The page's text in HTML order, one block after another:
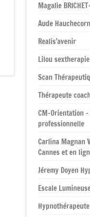
Magalie
Aude
Realis’avenir
Lilou sextherapie
Scan
Thérapeute
CM-Orientation
professionnelle
Carlina Magnan
Cannes et en
Jéremy Doyen
Escale